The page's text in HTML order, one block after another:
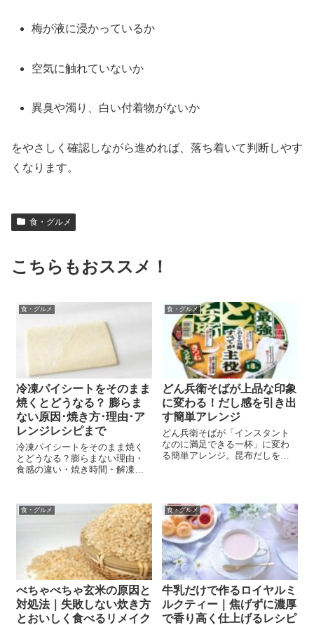
梅が液に浸かっているか
空気に触れていないか
異臭や濁り、白い付着物がないか
をやさしく確認しながら進めれば、落ち着いて判断しやす
くなります。
食・グルメ
こちらもおススメ！
食・グルメ
冷凍パイシートをそのまま
焼くとどうなる？ 膨らま
ない原因･焼き方･理由･ア
レンジレシピまで
冷凍パイシートをそのまま焼く
とどうなる？膨らまない理由・
食感の違い・焼き時間・解凍の
サクに仕上がる方法と簡単レシ
ピも紹介します。
食・グルメ
どん兵衛そばが上品な印象
に変わる！だし感を引き出
す簡単アレンジ
どん兵衛そばが「インスタント
なのに満足できる一杯」に変わ
る簡単アレンジ。昆布だしを使
食・グルメ
べちゃべちゃ玄米の原因と
対処法｜失敗しない炊き方
とおいしく食べるリメイク
食・グルメ
牛乳だけで作るロイヤルミ
ルクティー｜焦げずに濃厚
で香り高く仕上げるレシピ